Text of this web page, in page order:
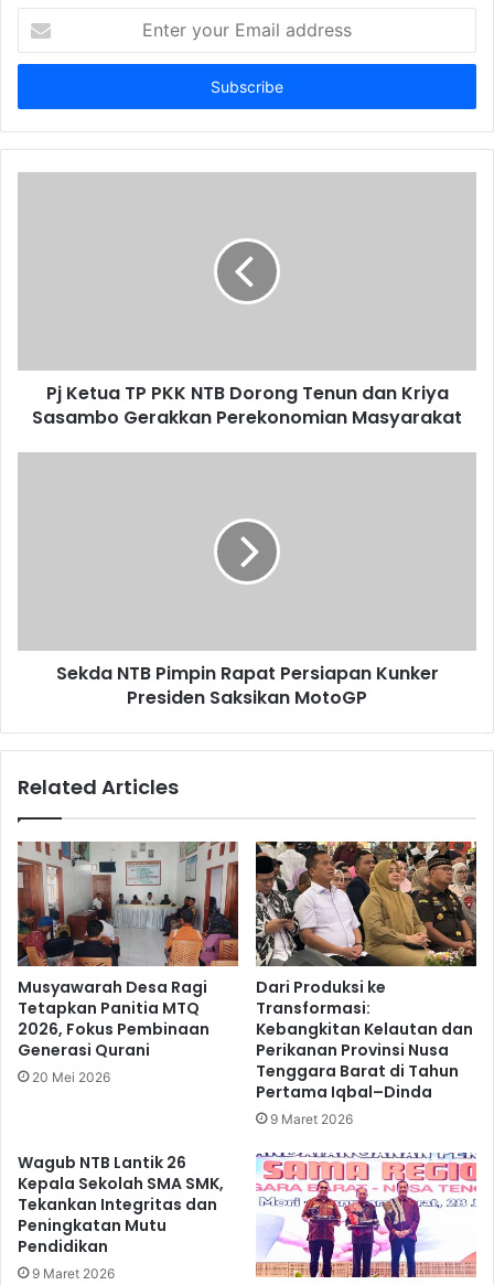
your
Email
Pj Ketua TP PKK NTB Dorong Tenun dan Kriya
Sasambo Gerakkan Perekonomian Masyarakat
Sekda NTB Pimpin Rapat Persiapan Kunker
Presiden Saksikan MotoGP
Related Articles
Musyawarah Desa Ragi
Tetapkan Panitia MTQ
2026, Fokus Pembinaan
Generasi Qurani
20 Mei 2026
Dari Produksi ke
Transformasi:
Kebangkitan Kelautan dan
Perikanan Provinsi Nusa
Tenggara Barat di Tahun
Pertama Iqbal–Dinda
9 Maret 2026
Wagub NTB Lantik 26
Kepala Sekolah SMA SMK,
Tekankan Integritas dan
Peningkatan Mutu
Pendidikan
9 Maret 2026